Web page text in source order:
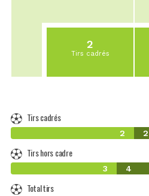
2
Tirs cadrés
Tirs cadrés
2 2
Tirs hors cadre
3 4
Total tirs